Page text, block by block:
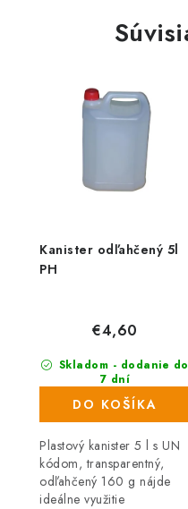
Kanister odľahčený 5l
PH
Skladom - dodanie do
7 dní
(529 ks)
€4,60
DO KOŠÍKA
Plastový kanister 5 l s UN
kódom, transparentný,
odľahčený 160 g nájde
ideálne využitie